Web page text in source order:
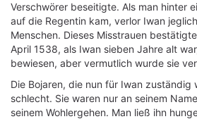
Verschwörer beseitigte. Als man hinter
auf die Regentin kam, verlor Iwan
Menschen. Dieses Misstrauen
April 1538, als Iwan sieben Jahre alt
bewiesen, aber vermutlich wurde sie
Die Bojaren, die nun für Iwan zuständig
schlecht. Sie waren nur an seinem
seinem Wohlergehen. Man ließ ihn